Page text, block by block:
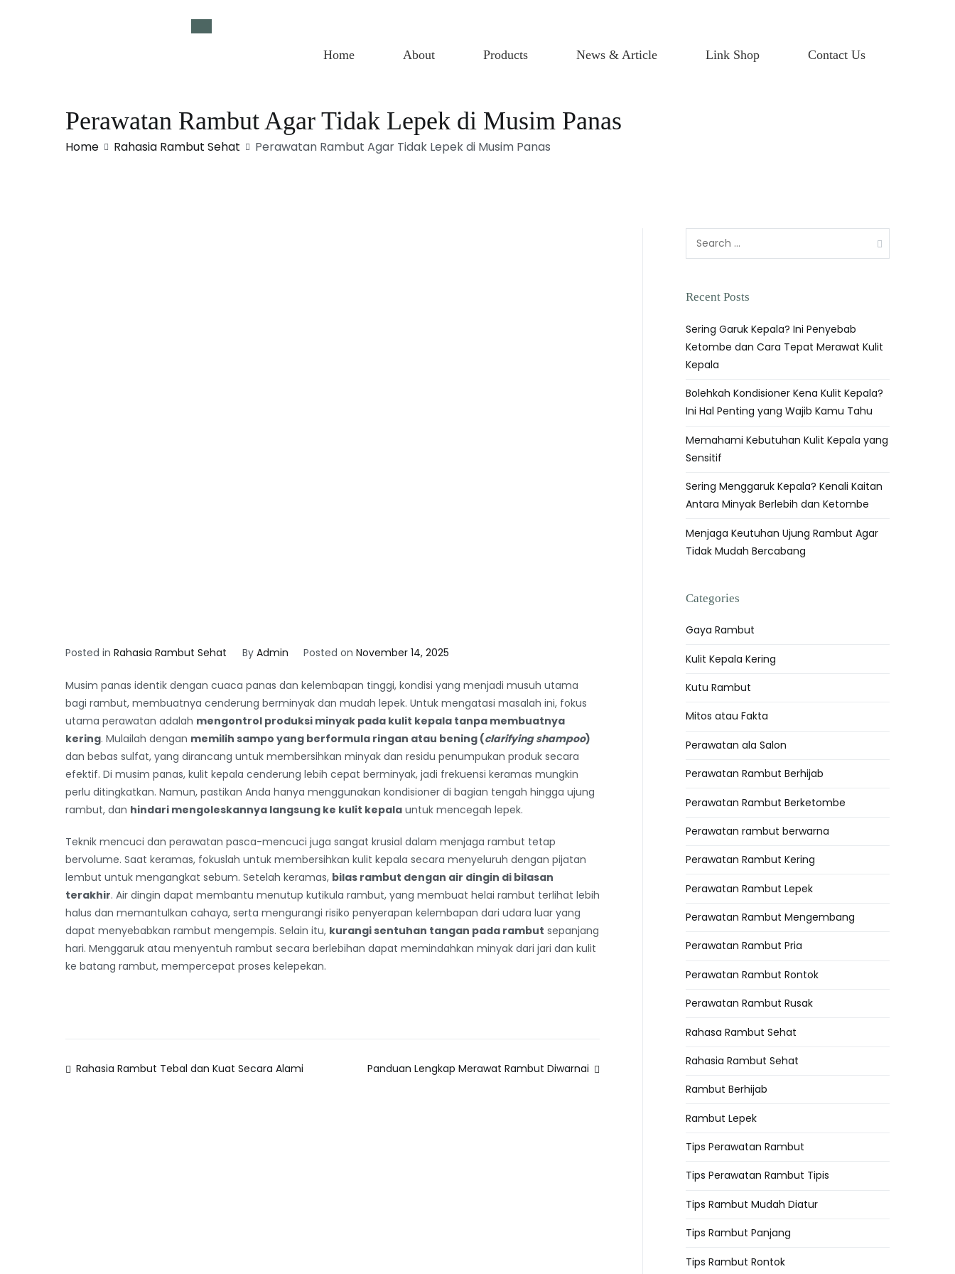
Home About Products News & Article Link Shop Contact Us
Perawatan Rambut Agar Tidak Lepek di Musim Panas
Home Rahasia Rambut Sehat Perawatan Rambut Agar Tidak Lepek di Musim Panas
Posted in Rahasia Rambut Sehat By Admin Posted onNovember 14, 2025
Musim panas identik dengan cuaca panas dan kelembapan tinggi, kondisi yang menjadi musuh utama
bagi rambut, membuatnya cenderung berminyak dan mudah lepek. Untuk mengatasi masalah ini, fokus
utama perawatan adalah mengontrol produksi minyak pada kulit kepala tanpa membuatnya
kering. Mulailah dengan memilih sampo yang berformula ringan atau bening (clarifying shampoo)
dan bebas sulfat, yang dirancang untuk membersihkan minyak dan residu penumpukan produk secara
efektif. Di musim panas, kulit kepala cenderung lebih cepat berminyak, jadi frekuensi keramas mungkin
perlu ditingkatkan. Namun, pastikan Anda hanya menggunakan kondisioner di bagian tengah hingga ujung
rambut, dan hindari mengoleskannya langsung ke kulit kepala untuk mencegah lepek.
Teknik mencuci dan perawatan pasca-mencuci juga sangat krusial dalam menjaga rambut tetap
bervolume. Saat keramas, fokuslah untuk membersihkan kulit kepala secara menyeluruh dengan pijatan
lembut untuk mengangkat sebum. Setelah keramas, bilas rambut dengan air dingin di bilasan
terakhir. Air dingin dapat membantu menutup kutikula rambut, yang membuat helai rambut terlihat lebih
halus dan memantulkan cahaya, serta mengurangi risiko penyerapan kelembapan dari udara luar yang
dapat menyebabkan rambut mengempis. Selain itu, kurangi sentuhan tangan pada rambut sepanjang
hari. Menggaruk atau menyentuh rambut secara berlebihan dapat memindahkan minyak dari jari dan kulit
ke batang rambut, mempercepat proses kelepekan.
Rahasia Rambut Tebal dan Kuat Secara Alami Panduan Lengkap Merawat Rambut Diwarnai
Recent Posts
Sering Garuk Kepala? Ini Penyebab
Ketombe dan Cara Tepat Merawat Kulit
Kepala
Bolehkah Kondisioner Kena Kulit Kepala?
Ini Hal Penting yang Wajib Kamu Tahu
Memahami Kebutuhan Kulit Kepala yang
Sensitif
Sering Menggaruk Kepala? Kenali Kaitan
Antara Minyak Berlebih dan Ketombe
Menjaga Keutuhan Ujung Rambut Agar
Tidak Mudah Bercabang
Categories
Gaya Rambut
Kulit Kepala Kering
Kutu Rambut
Mitos atau Fakta
Perawatan ala Salon
Perawatan Rambut Berhijab
Perawatan Rambut Berketombe
Perawatan rambut berwarna
Perawatan Rambut Kering
Perawatan Rambut Lepek
Perawatan Rambut Mengembang
Perawatan Rambut Pria
Perawatan Rambut Rontok
Perawatan Rambut Rusak
Rahasa Rambut Sehat
Rahasia Rambut Sehat
Rambut Berhijab
Rambut Lepek
Tips Perawatan Rambut
Tips Perawatan Rambut Tipis
Tips Rambut Mudah Diatur
Tips Rambut Panjang
Tips Rambut Rontok